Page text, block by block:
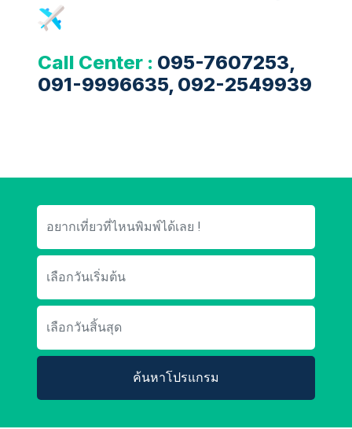
Call Center : 095-7607253,
091-9996635, 092-2549939
ค้นหาโปรแกรม